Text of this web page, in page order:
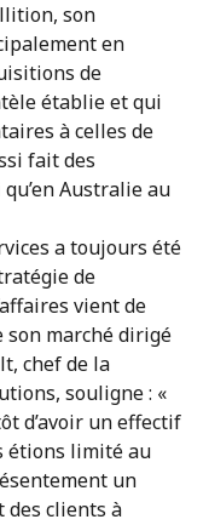
son
en
de
établie et qui
à celles de
fait des
Australie au
a toujours été
de
vient de
son marché dirigé
chef de la
souligne : «
d’avoir un effectif
étions limité au
un
des clients à